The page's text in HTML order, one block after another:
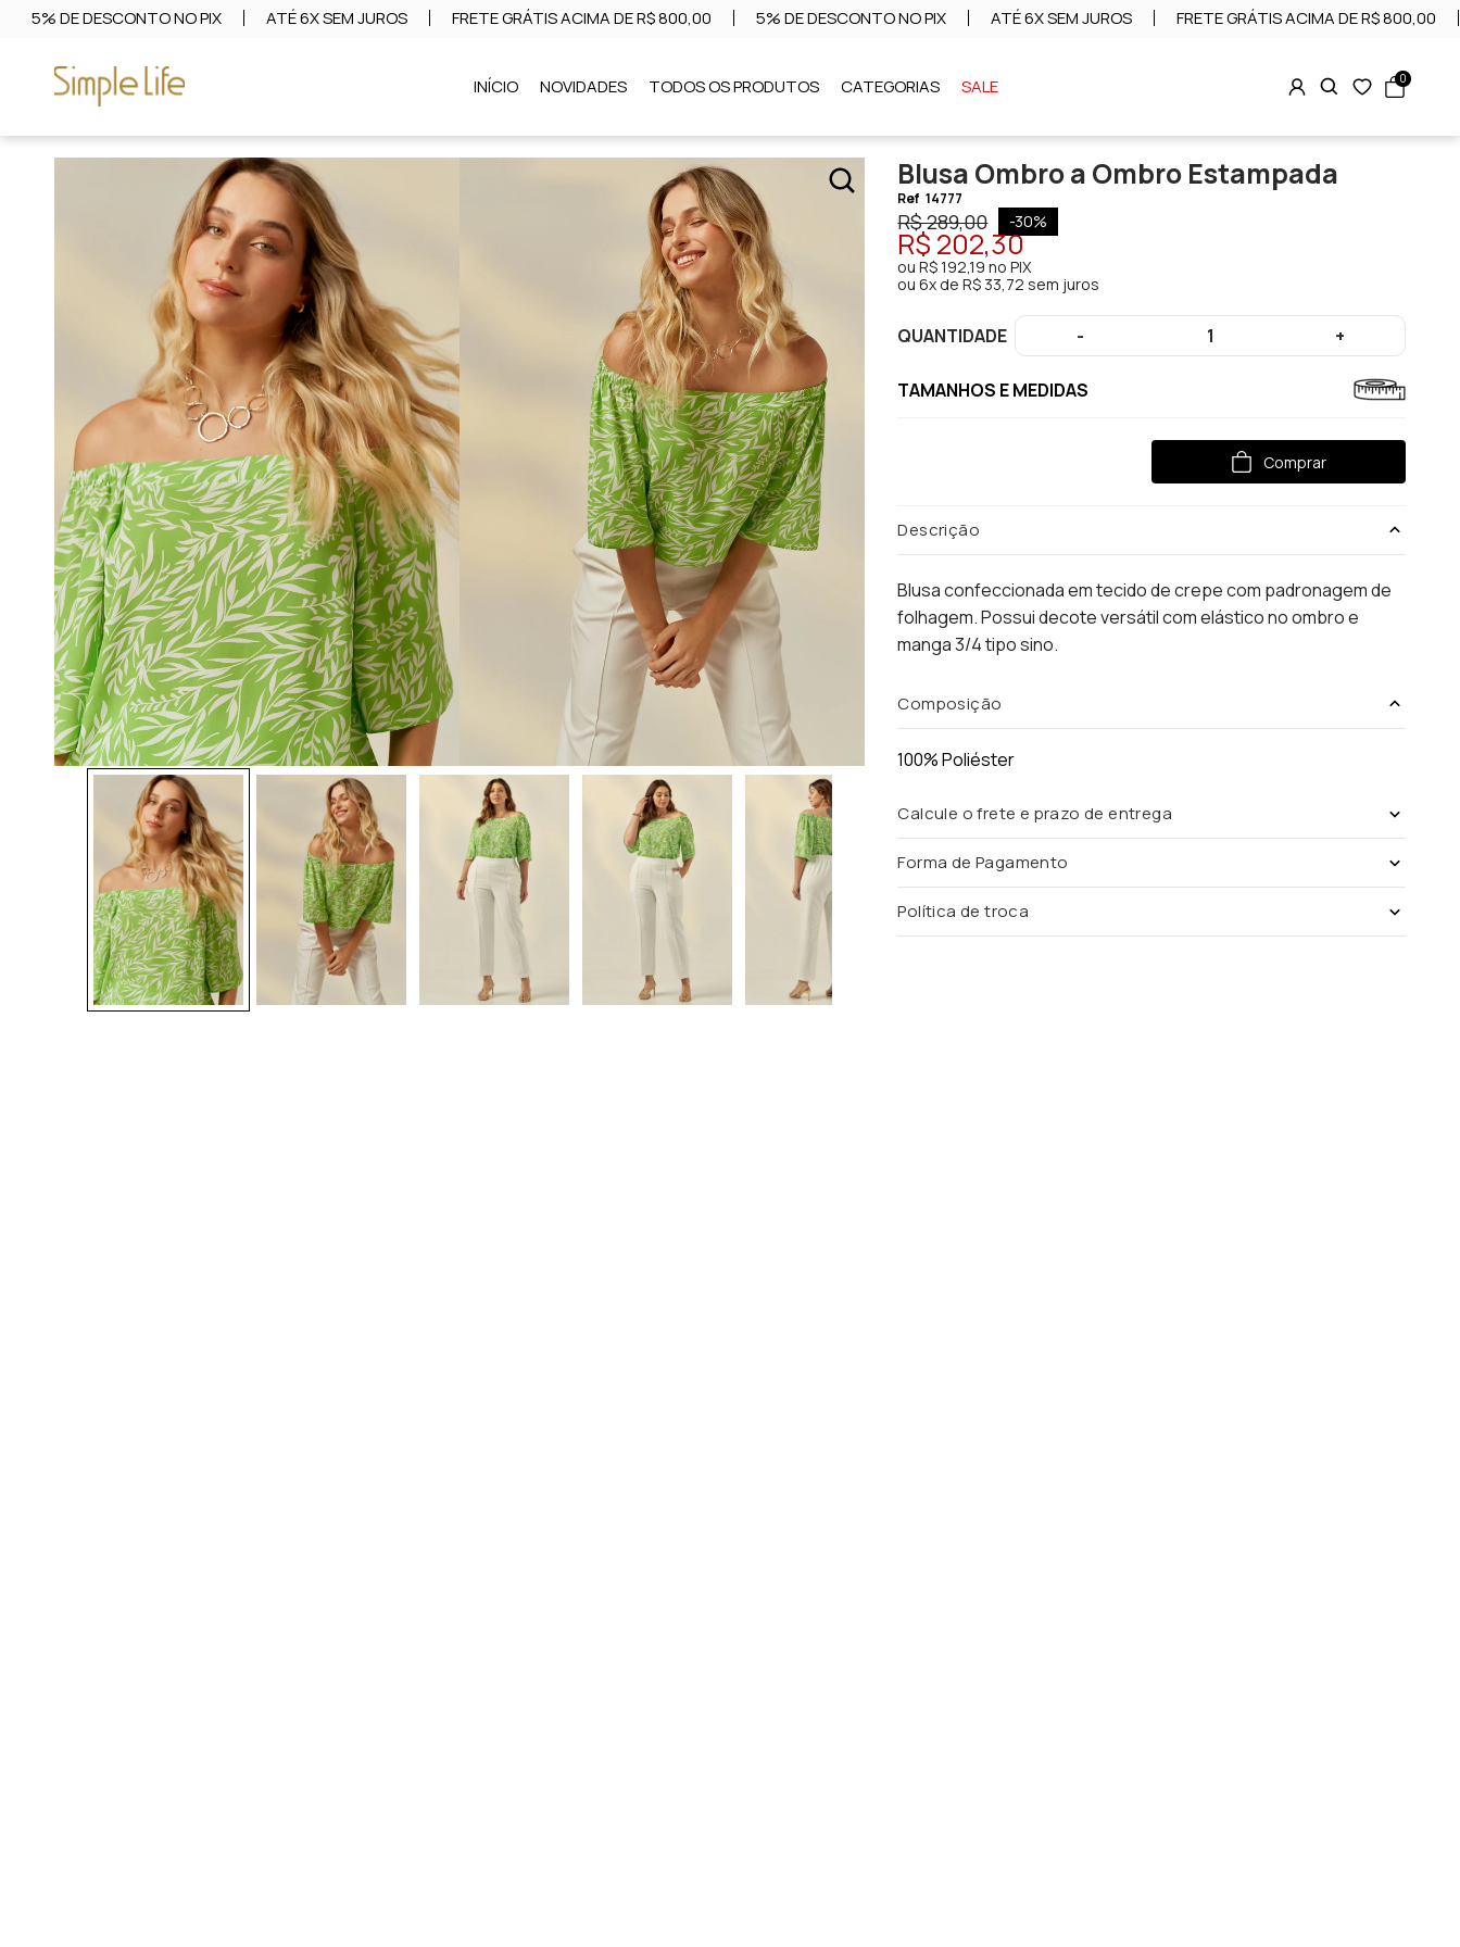
5% DE DESCONTO NO PIX ATÉ 6X SEM JUROS FRETE GRÁTIS ACIMA DE R$ 800,00 5% DE DESCONTO NO PIX ATÉ 6X SEM JUROS FRETE GRÁTIS ACIMA DE R$ 800,00
INÍCIO NOVIDADES TODOS OS PRODUTOS CATEGORIAS SALE 0
Blusa Ombro a Ombro Estampada
Ref 14777
R$ 289,00 -30%
R$ 202,30
ouR$ 192,19 no PIX
ou6x de R$ 33,72 sem juros
QUANTIDADE - 1 +
TAMANHOS E MEDIDAS
Comprar
Descrição
Blusa confeccionada em tecido de crepe com padronagem de
folhagem. Possui decote versátil com elástico no ombro e
manga 3/4 tipo sino.
Composição
100% Poliéster
Calcule o frete e prazo de entrega
Forma de Pagamento
Política de troca